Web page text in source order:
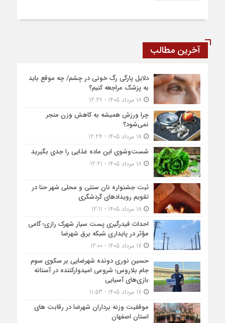
آخرین مطالب
دلایل پارگی رگ خونی در چشم/ چه موقع باید
به پزشک مراجعه کنیم؟
چرا ورزش همیشه به کاهش وزن منجر
نمی‌شود؟
شست‌وشوی این ماده غذایی را جدی بگیرید
ثبت جشنواره نان سنتی و محلی شهر حنا در
تقویم رویداد‌های گردشگری
احداث فیدرگیری پست سیار شهرک رازی؛ گامی
مؤثر در پایداری شبکه برق شهرضا
حسین نوری دونده شهرضایی بر سکوی سوم
جام بلاروس؛ شروعی امیدوارکننده در آستانه
بازی‌های آسیایی
موفقیت وزنه برداران شهرضا در رقابت های
استان اصفهان